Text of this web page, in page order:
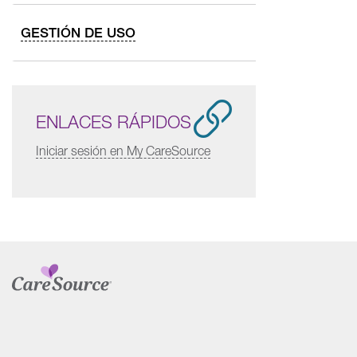
GESTIÓN DE USO
ENLACES RÁPIDOS
Iniciar sesión en My CareSource